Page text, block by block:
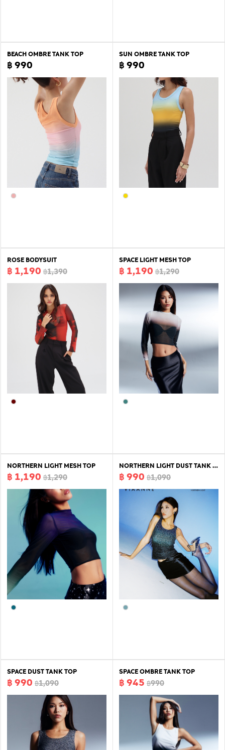
BEACH OMBRE TANK TOP
฿ 990
SUN OMBRE TANK TOP
฿ 990
ROSE BODYSUIT
฿ 1,190 ฿1,390
SPACE LIGHT MESH TOP
฿ 1,190 ฿1,290
NORTHERN LIGHT MESH TOP
฿ 1,190 ฿1,290
NORTHERN LIGHT DUST TANK TOP
฿ 990 ฿1,090
SPACE DUST TANK TOP
฿ 990 ฿1,090
SPACE OMBRE TANK TOP
฿ 945 ฿990